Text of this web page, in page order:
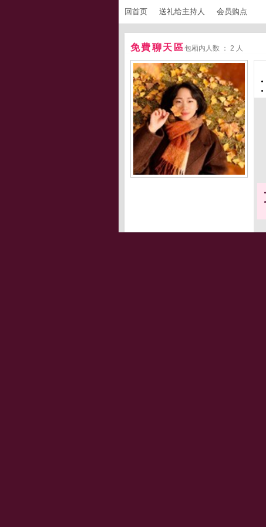
回首页 送礼给主持人 会员购点
免費聊天區包厢内人数 ： 2 人